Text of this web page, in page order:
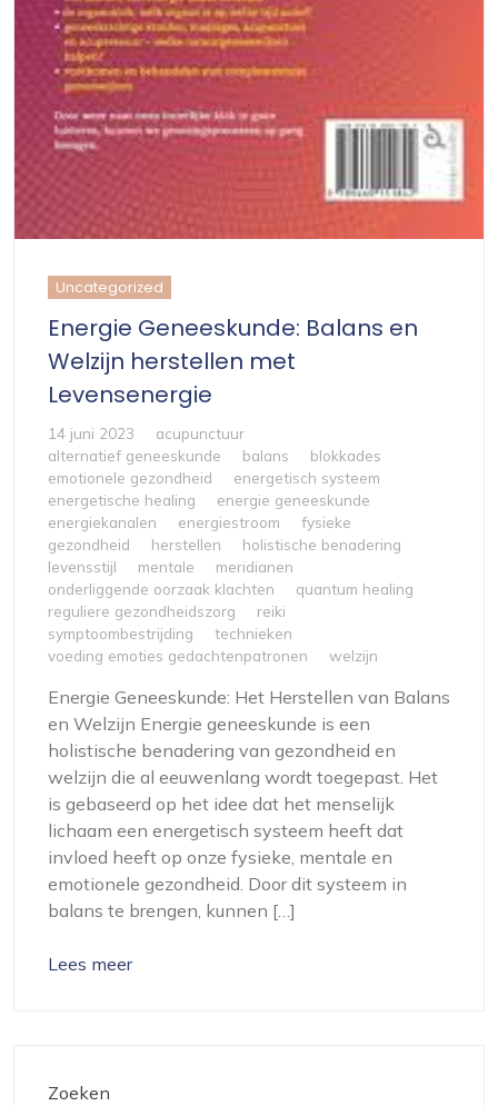
Uncategorized
Energie Geneeskunde: Balans en
Welzijn herstellen met
Levensenergie
14 juni 2023
acupunctuur
alternatief geneeskunde
balans
blokkades
emotionele gezondheid
energetisch systeem
energetische healing
energie geneeskunde
energiekanalen
energiestroom
fysieke
gezondheid
herstellen
holistische benadering
levensstijl
mentale
meridianen
onderliggende oorzaak klachten
quantum healing
reguliere gezondheidszorg
reiki
symptoombestrijding
technieken
voeding emoties gedachtenpatronen
welzijn
Energie Geneeskunde: Het Herstellen van Balans
en Welzijn Energie geneeskunde is een
holistische benadering van gezondheid en
welzijn die al eeuwenlang wordt toegepast. Het
is gebaseerd op het idee dat het menselijk
lichaam een energetisch systeem heeft dat
invloed heeft op onze fysieke, mentale en
emotionele gezondheid. Door dit systeem in
balans te brengen, kunnen […]
Lees meer
Zoeken